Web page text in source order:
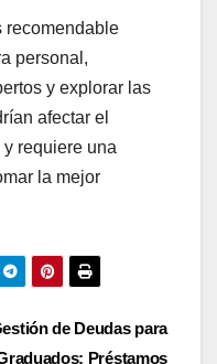
negociar con los
menor que la
ser beneficioso
financieras
sus obligaciones.
afectar
como una señal
antes de optar